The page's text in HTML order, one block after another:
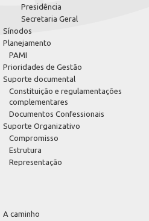
Presidência
Secretaria Geral
Sínodos
Planejamento
PAMI
Prioridades de Gestão
Suporte documental
Constituição e regulamentações
complementares
Documentos Confessionais
Suporte Organizativo
Compromisso
Estrutura
Representação
A caminho